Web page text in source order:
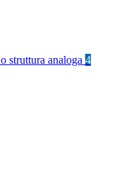
struttura analoga 4